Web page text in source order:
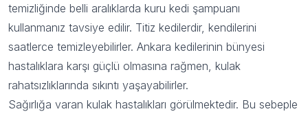
temizliğinde belli aralıklarda kuru kedi şampuanı
kullanmanız tavsiye edilir. Titiz kedilerdir, kendilerini
saatlerce temizleyebilirler. Ankara kedilerinin bünyesi
hastalıklara karşı güçlü olmasına rağmen, kulak
rahatsızlıklarında sıkıntı yaşayabilirler.
Sağırlığa varan kulak hastalıkları görülmektedir. Bu sebeple